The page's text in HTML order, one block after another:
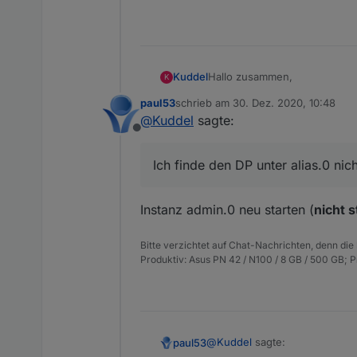
K KuddelHallo zusammen,
ich habe gerade angefangen
Da ich jetzt meine
Spoiler
Problem 3: Wie erweitere ich
Offline
paul53schrieb am 30. Dez. 2020, 10:48
zuletzt editiert von
@Kuddel sagte:
Ich finde den DP unter alias.0
Instanz admin.0 neu starten (nicht
Bitte verzichtet auf Chat-Nachrichten, denn die
Produktiv: Asus PN 42 / N100 / 8 GB / 500 GB;
paul53@Kuddel sagte: